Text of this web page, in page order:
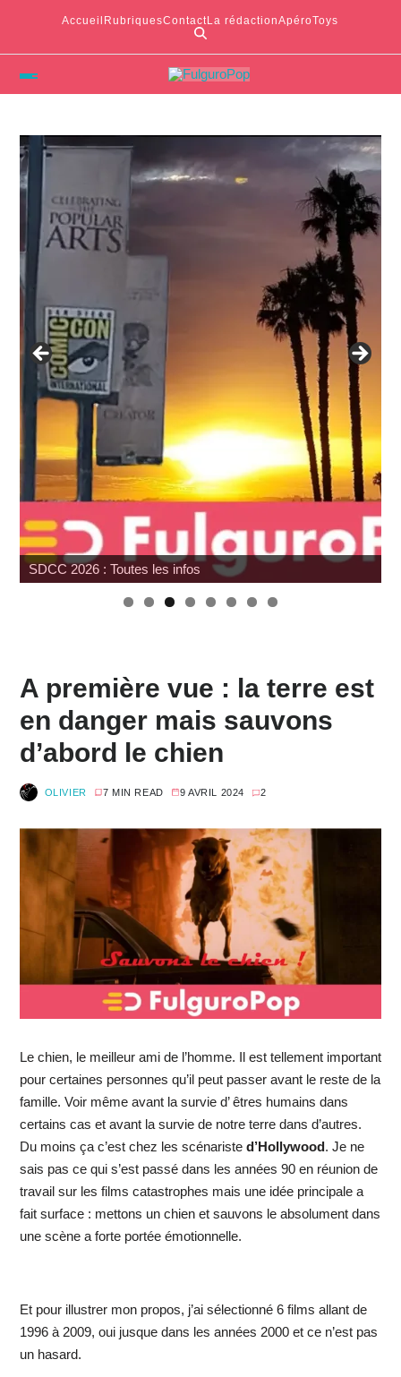
Accueil RubriquesContactLa rédactionApéroToys
G.I. Joe : SNAKE Armor à prix cassé chez Amazon
A première vue : la terre est
en danger mais sauvons
d’abord le chien
OLIVIER 7 MIN READ 9 AVRIL 2024 2
Le chien, le meilleur ami de l’homme. Il est tellement important
pour certaines personnes qu’il peut passer avant le reste de la
famille. Voir même avant la survie d’ êtres humains dans
certains cas et avant la survie de notre terre dans d’autres.
Du moins ça c’est chez les scénariste d’Hollywood. Je ne
sais pas ce qui s’est passé dans les années 90 en réunion de
travail sur les films catastrophes mais une idée principale a
fait surface : mettons un chien et sauvons le absolument dans
une scène a forte portée émotionnelle.
Et pour illustrer mon propos, j’ai sélectionné 6 films allant de
1996 à 2009, oui jusque dans les années 2000 et ce n’est pas
un hasard.